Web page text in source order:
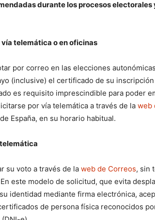
durante los procesos electorales
telemática o en oficinas
por correo en las elecciones
(inclusive) el certificado de su
es requisito imprescindible para poder
por vía telemática a través de la web
España, en su horario habitual.
su voto a través de la web de Correos, sin
este modelo de solicitud, que evita
identidad mediante firma electrónica,
de persona física reconocidos